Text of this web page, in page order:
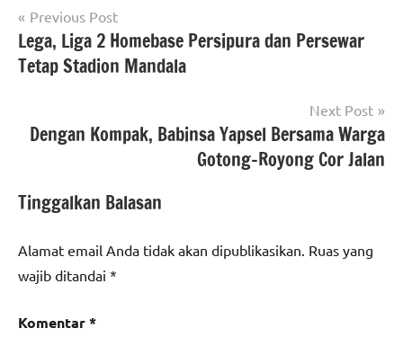
Navigasi
pos
Previous Post
Lega, Liga 2 Homebase Persipura dan Persewar
Tetap Stadion Mandala
Next Post
Dengan Kompak, Babinsa Yapsel Bersama Warga
Gotong-Royong Cor Jalan
Tinggalkan Balasan
Alamat email Anda tidak akan dipublikasikan. Ruas yang
wajib ditandai *
Komentar*